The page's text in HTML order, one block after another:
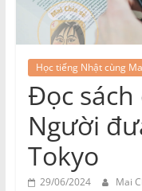
Học tiếng Nhật cùng
Đọc sách
Người
Tokyo
29/06/2024 Mai